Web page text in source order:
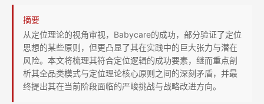
摘要
从定位理论的视角审视，Babycare的成功，部分验证了定位
思想的某些原则，但更凸显了其在实践中的巨大张力与潜在
风险。本文将梳理其符合定位逻辑的成功要素，继而重点剖
析其全品类模式与定位理论核心原则之间的深刻矛盾，并最
终提出其在当前阶段面临的严峻挑战与战略改进方向。